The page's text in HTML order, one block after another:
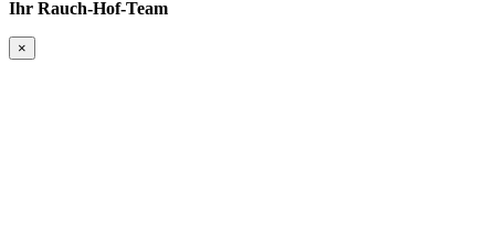
Ihr Rauch-Hof-Team
×